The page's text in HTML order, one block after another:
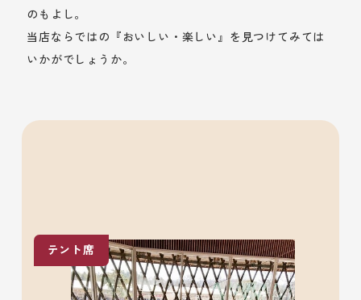
のもよし。
当店ならではの『おいしい・楽しい』を見つけてみては
いかがでしょうか。
テント席